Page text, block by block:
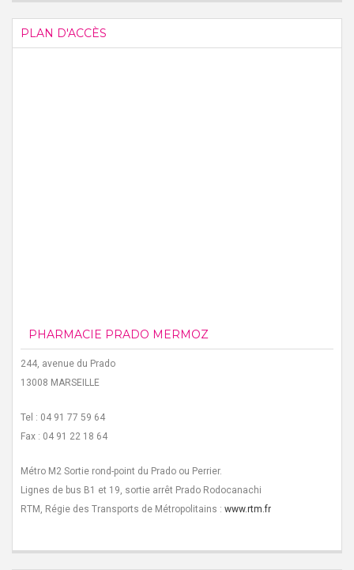
PLAN D'ACCÈS
PHARMACIE PRADO MERMOZ
244, avenue du Prado
13008 MARSEILLE
Tel : 04 91 77 59 64
Fax : 04 91 22 18 64
Métro M2 Sortie rond-point du Prado ou Perrier.
Lignes de bus B1 et 19, sortie arrêt Prado Rodocanachi
RTM, Régie des Transports de Métropolitains : www.rtm.fr